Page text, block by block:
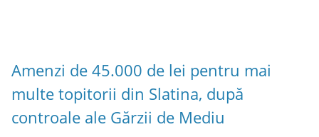
Amenzi de 45.000 de lei pentru mai
multe topitorii din Slatina, după
controale ale Gărzii de Mediu